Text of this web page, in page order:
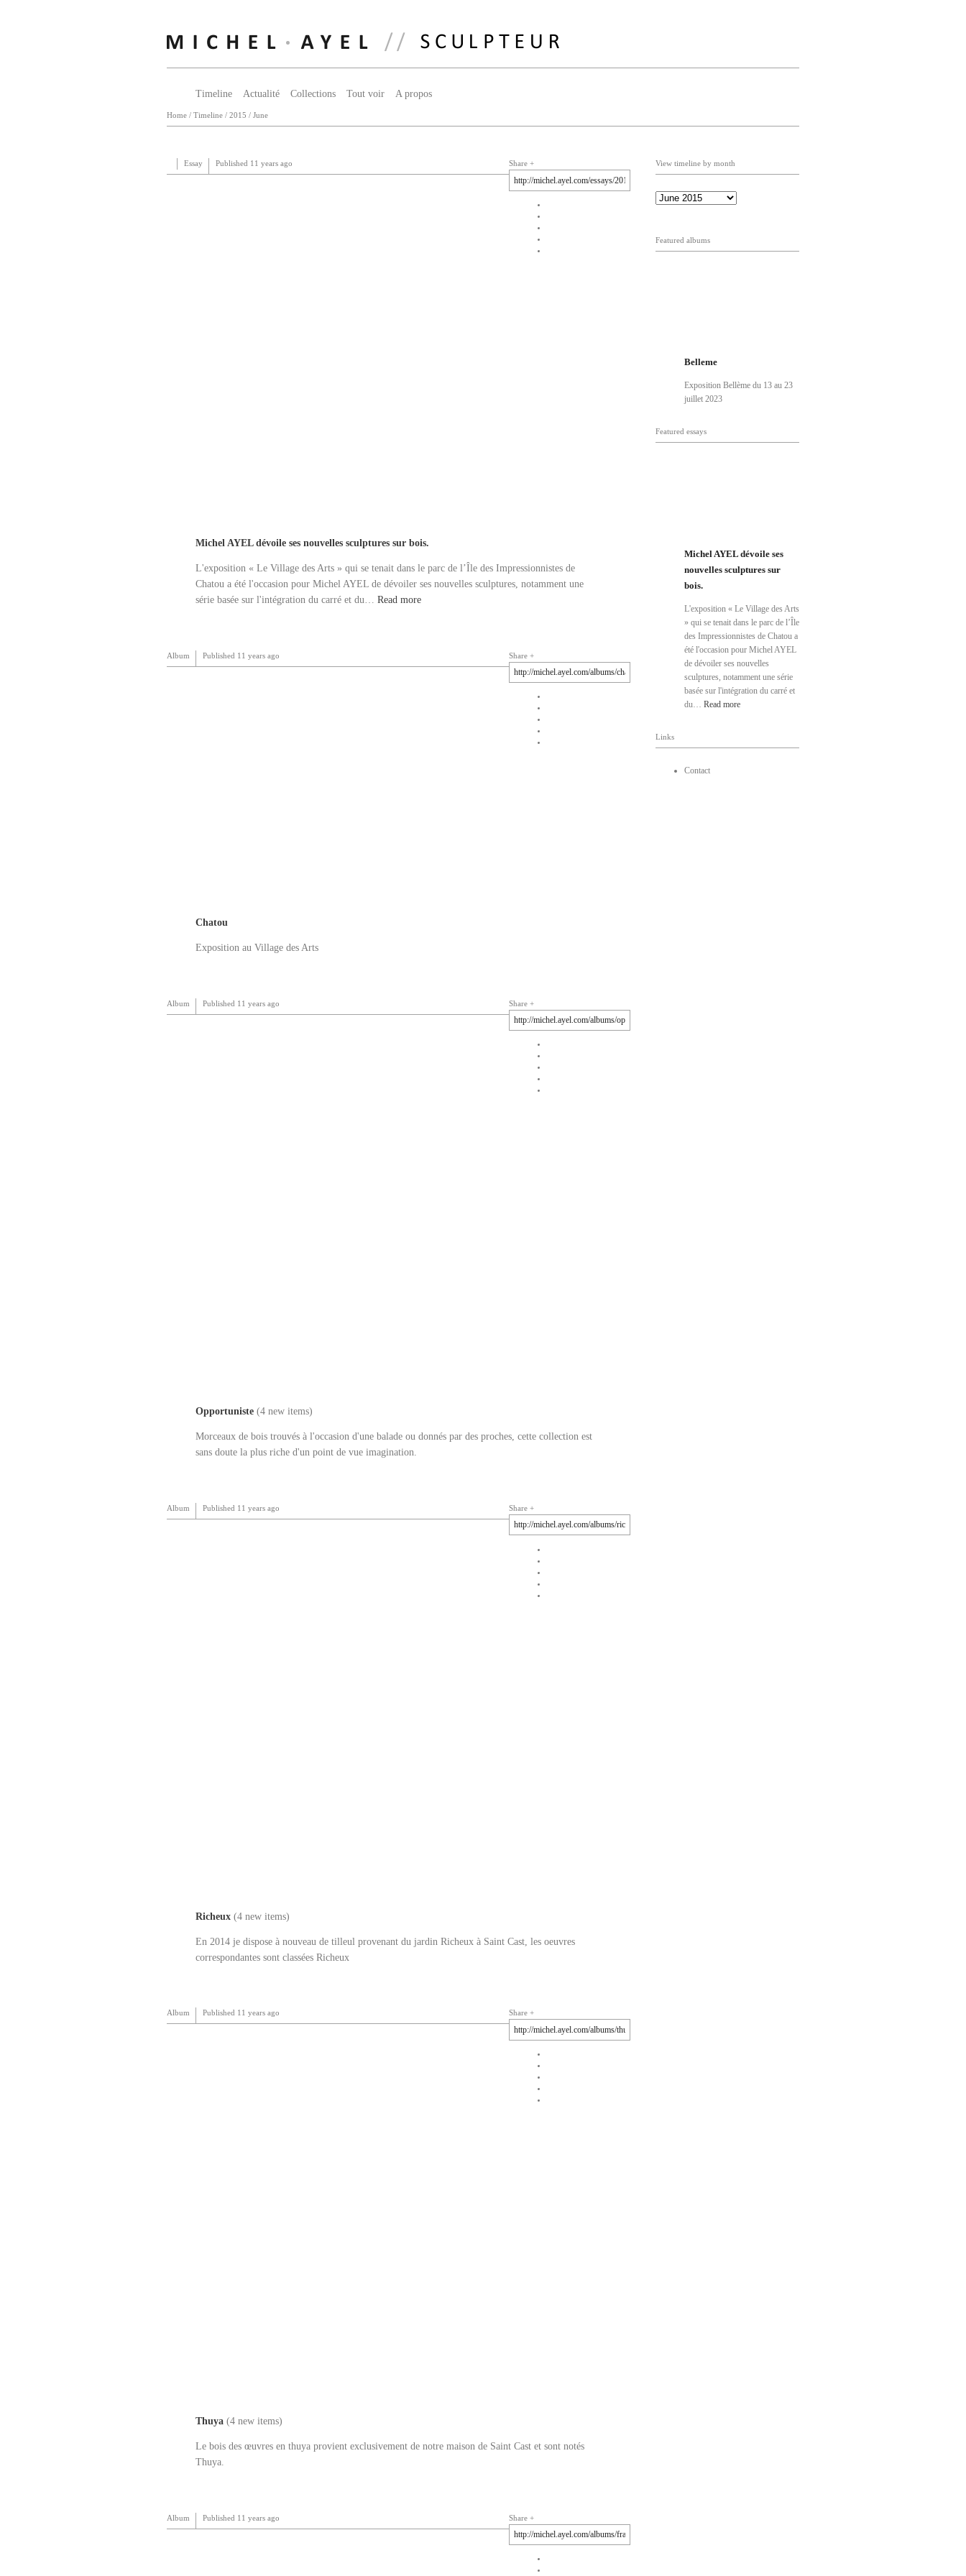
Timeline Actualité Collections Tout voir A propos
Home / Timeline / 2015 / June
Share
Essay Published 11 years ago
Michel AYEL dévoile ses nouvelles sculptures sur bois.
L'exposition « Le Village des Arts » qui se tenait dans le parc de l’Île des Impressionnistes de
Chatou a été l'occasion pour Michel AYEL de dévoiler ses nouvelles sculptures, notamment une
série basée sur l'intégration du carré et du… Read more
Share
Album Published 11 years ago
Chatou
Exposition au Village des Arts
Share
Album Published 11 years ago
Opportuniste (4 new items)
Morceaux de bois trouvés à l'occasion d'une balade ou donnés par des proches, cette collection est
sans doute la plus riche d'un point de vue imagination.
Share
Album Published 11 years ago
Richeux (4 new items)
En 2014 je dispose à nouveau de tilleul provenant du jardin Richeux à Saint Cast, les oeuvres
correspondantes sont classées Richeux
Share
Album Published 11 years ago
Thuya (4 new items)
Le bois des œuvres en thuya provient exclusivement de notre maison de Saint Cast et sont notés
Thuya.
Share
Album Published 11 years ago
View timeline by month
Featured albums
Belleme
Exposition Bellème du 13 au 23
juillet 2023
Featured essays
Michel AYEL dévoile ses
nouvelles sculptures sur
bois.
L'exposition « Le Village des Arts
» qui se tenait dans le parc de l’Île
des Impressionnistes de Chatou a
été l'occasion pour Michel AYEL
de dévoiler ses nouvelles
sculptures, notamment une série
basée sur l'intégration du carré et
du… Read more
Links
Contact